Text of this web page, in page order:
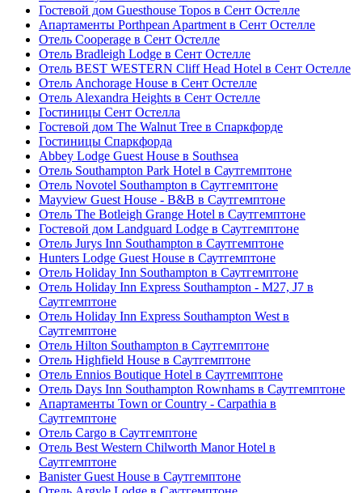
Гостевой дом Guesthouse Topos в Сент Остелле
Апартаменты Porthpean Apartment в Сент Остелле
Отель Cooperage в Сент Остелле
Отель Bradleigh Lodge в Сент Остелле
Отель BEST WESTERN Cliff Head Hotel в Сент Остелле
Отель Anchorage House в Сент Остелле
Отель Alexandra Heights в Сент Остелле
Гостиницы Сент Остелла
Гостевой дом The Walnut Tree в Спаркфорде
Гостиницы Спаркфорда
Abbey Lodge Guest House в Southsea
Отель Southampton Park Hotel в Саутгемптоне
Отель Novotel Southampton в Саутгемптоне
Mayview Guest House - B&B в Саутгемптоне
Отель The Botleigh Grange Hotel в Саутгемптоне
Гостевой дом Landguard Lodge в Саутгемптоне
Отель Jurys Inn Southampton в Саутгемптоне
Hunters Lodge Guest House в Саутгемптоне
Отель Holiday Inn Southampton в Саутгемптоне
Отель Holiday Inn Express Southampton - M27, J7 в
Саутгемптоне
Отель Holiday Inn Express Southampton West в
Саутгемптоне
Отель Hilton Southampton в Саутгемптоне
Отель Highfield House в Саутгемптоне
Отель Ennios Boutique Hotel в Саутгемптоне
Отель Days Inn Southampton Rownhams в Саутгемптоне
Апартаменты Town or Country - Carpathia в
Саутгемптоне
Отель Cargo в Саутгемптоне
Отель Best Western Chilworth Manor Hotel в
Саутгемптоне
Banister Guest House в Саутгемптоне